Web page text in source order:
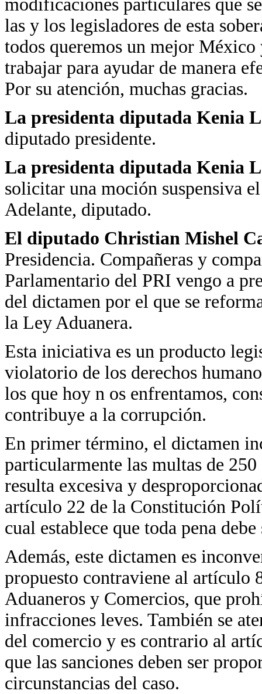
modificaciones particulares que
las y los legisladores de esta
todos queremos un mejor
trabajar para ayudar de manera
Por su atención, muchas gracias.
La presidenta diputada Kenia
diputado presidente.
La presidenta diputada Kenia
solicitar una moción suspensiva
Adelante, diputado.
El diputado Christian Mishel
Presidencia. Compañeras y
Parlamentario del PRI vengo a
del dictamen por el que se
la Ley Aduanera.
Esta iniciativa es un producto
violatorio de los derechos
los que hoy n os enfrentamos,
contribuye a la corrupción.
En primer término, el dictamen
particularmente las multas de
resulta excesiva y
artículo 22 de la Constitución
cual establece que toda pena
Además, este dictamen es
propuesto contraviene al artículo
Aduaneros y Comercios, que
infracciones leves. También se
del comercio y es contrario al
que las sanciones deben ser
circunstancias del caso.